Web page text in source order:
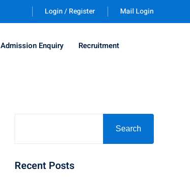
Login / Register Mail Login
Admission Enquiry Recruitment
Search
Recent Posts